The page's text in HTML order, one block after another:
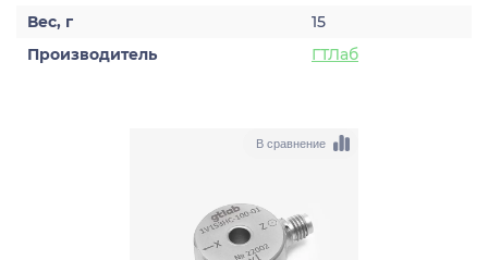
Вес, г
15
Производитель
ГТЛаб
В сравнение